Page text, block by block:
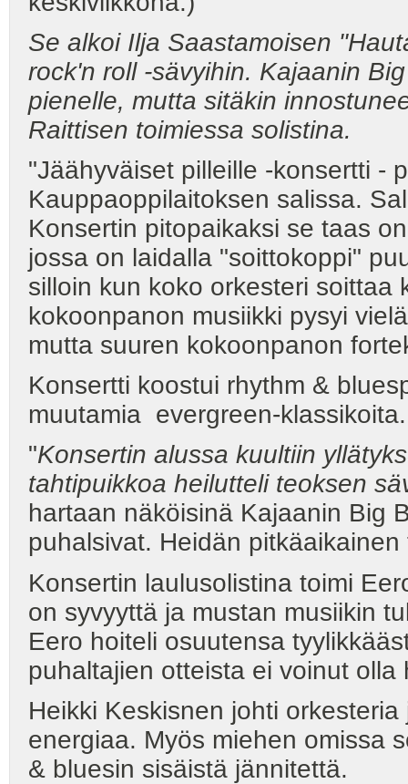
Se alkoi Ilja Saastamoisen
rock'n roll -sävyihin. Kajaanin
pienelle, mutta sitäkin
Raittisen toimiessa solistina.
"Jäähyväiset pilleille -konsertti -
Kauppaoppilaitoksen salissa.
Konsertin pitopaikaksi se taas
jossa on laidalla "soittokoppi"
silloin kun koko orkesteri soittaa
kokoonpanon musiikki pysyi
mutta suuren kokoonpanon
Konsertti koostui rhythm &
muutamia evergreen-klassikoita.
"Konsertin alussa kuultiin
tahtipuikkoa heilutteli teoksen
hartaan näköisinä Kajaanin Big
puhalsivat. Heidän
Konsertin laulusolistina toimi
on syvyyttä ja mustan musiikin
Eero hoiteli osuutensa
puhaltajien otteista ei voinut
Heikki Keskisnen johti
energiaa. Myös miehen omissa
& bluesin sisäistä jännitettä.